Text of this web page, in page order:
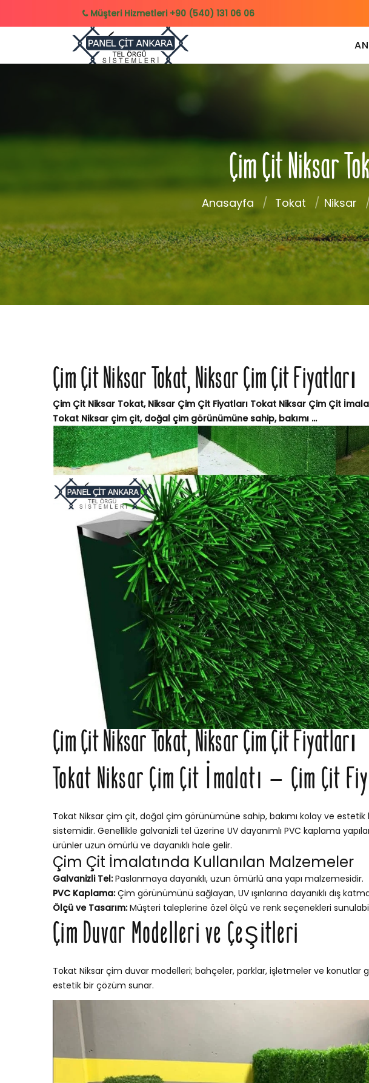
Müşteri Hizmetleri +90 (540) 131 06 06
Çim Çit Niksar
Anasayfa Tokat Niksar
Çim Çit Niksar Tokat, Niksar Çim Çit Fiyatları
Çim Çit Niksar Tokat, Niksar Çim Çit Fiyatları Tokat Niksar Çim Çit
Tokat Niksar çim çit, doğal çim görünümüne sahip, bakımı ...
Çim Çit Niksar Tokat, Niksar Çim Çit Fiyatları
Tokat Niksar Çim Çit İmalatı – Çim Çit
Tokat Niksar çim çit, doğal çim görünümüne sahip, bakımı kolay ve
sistemidir. Genellikle galvanizli tel üzerine UV dayanımlı PVC kaplama
ürünler uzun ömürlü ve dayanıklı hale gelir.
Çim Çit İmalatında Kullanılan Malzemeler
Galvanizli Tel:Paslanmaya dayanıklı, uzun ömürlü ana yapı malzemesidir.
PVC Kaplama:Çim görünümünü sağlayan, UV ışınlarına dayanıklı dış
Ölçü ve Tasarım:Müşteri taleplerine özel ölçü ve renk seçenekleri
Çim Duvar Modelleri ve Çeşitleri
Tokat Niksar çim duvar modelleri; bahçeler, parklar, işletmeler ve konutlar
estetik bir çözüm sunar.